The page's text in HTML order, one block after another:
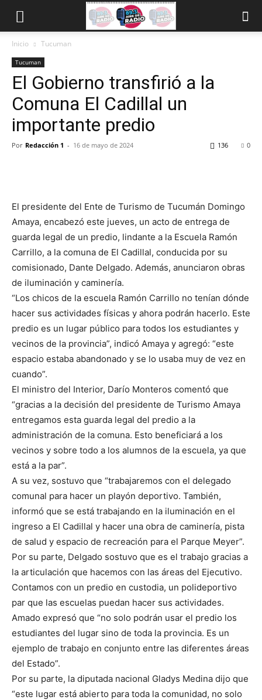
Inicio Tucuman
Tucuman
El Gobierno transfirió a la
Comuna El Cadillal un
importante predio
Por Redacción 1 - 16 de mayo de 2024 0
136
El presidente del Ente de Turismo de Tucumán Domingo
Amaya, encabezó este jueves, un acto de entrega de
guarda legal de un predio, lindante a la Escuela Ramón
Carrillo, a la comuna de El Cadillal, conducida por su
comisionado, Dante Delgado. Además, anunciaron obras
de iluminación y caminería.
“Los chicos de la escuela Ramón Carrillo no tenían dónde
hacer sus actividades físicas y ahora podrán hacerlo. Este
predio es un lugar público para todos los estudiantes y
vecinos de la provincia”, indicó Amaya y agregó: “este
espacio estaba abandonado y se lo usaba muy de vez en
cuando”.
El ministro del Interior, Darío Monteros comentó que
“gracias a la decisión del presidente de Turismo Amaya
entregamos esta guarda legal del predio a la
administración de la comuna. Esto beneficiará a los
vecinos y sobre todo a los alumnos de la escuela, ya que
está a la par”.
A su vez, sostuvo que “trabajaremos con el delegado
comunal para hacer un playón deportivo. También,
informó que se está trabajando en la iluminación en el
ingreso a El Cadillal y hacer una obra de caminería, pista
de salud y espacio de recreación para el Parque Meyer”.
Por su parte, Delgado sostuvo que es el trabajo gracias a
la articulación que hacemos con las áreas del Ejecutivo.
Contamos con un predio en custodia, un polideportivo
par que las escuelas puedan hacer sus actividades.
Amado expresó que “no solo podrán usar el predio los
estudiantes del lugar sino de toda la provincia. Es un
ejemplo de trabajo en conjunto entre las diferentes áreas
del Estado”.
Por su parte, la diputada nacional Gladys Medina dijo que
“este lugar está abierto para toda la comunidad, no solo